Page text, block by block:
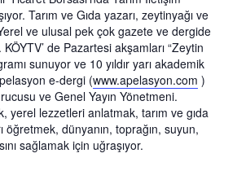
Tarım ve Gıda yazarı, zeytinyağı ve
ve ulusal pek çok gazete ve dergide
KÖYTV’ de Pazartesi akşamları “Zeytin
sunuyor ve 10 yıldır yarı akademik
e-dergi (www.apelasyon.com )
ve Genel Yayın Yönetmeni.
yerel lezzetleri anlatmak, tarım ve gıda
öğretmek, dünyanın, toprağın, suyun,
sağlamak için uğraşıyor.